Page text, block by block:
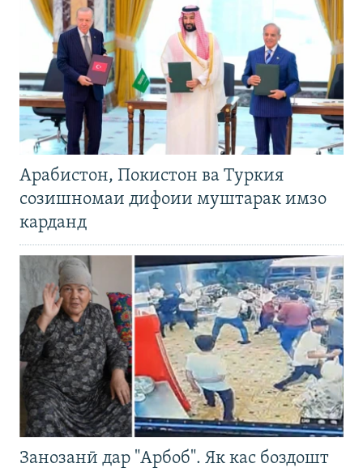
Арабистон, Покистон ва Туркия
созишномаи дифоии муштарак имзо
карданд
Занозанӣ дар "Арбоб". Як кас боздошт